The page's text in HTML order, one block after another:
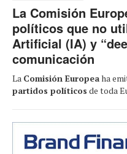
La Comisión
políticos que no
Artificial (IA) y
comunicación
La Comisión Europeaha
partidos políticos de toda